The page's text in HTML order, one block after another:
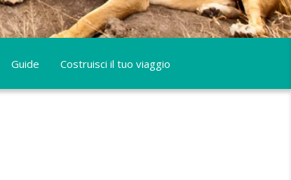
Guide Costruisci il tuo viaggio